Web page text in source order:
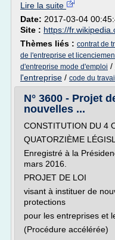
Lire la suite
Date: 2017-03-04
Site : https://
Thèmes liés : contrat de
de l'entreprise et
d'entreprise mode d'emploi /
l'entreprise / code du
N° 3600 - Projet
nouvelles ...
CONSTITUTION DU 4
QUATORZIÈME
Enregistré à la
mars 2016.
PROJET DE LOI
visant à instituer de
protections
pour les entreprises et
(Procédure accélérée)